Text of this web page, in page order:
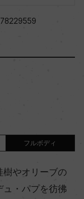
フルボディ
樹やオリーブの
ュ・パプを彷彿